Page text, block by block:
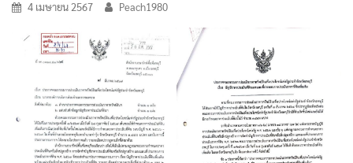
4 เมษายน 2567 Peach1980